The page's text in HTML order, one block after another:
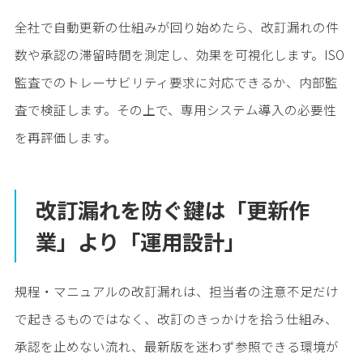
全社で自動更新の仕組みが回り始めたら、改訂漏れの件
数や承認の滞留時間を測定し、効果を可視化します。ISO
監査でのトレーサビリティ要求に対応できるか、内部監
査で検証します。その上で、専用システム導入の必要性
を再評価します。
改訂漏れを防ぐ鍵は「更新作
業」より「運用設計」
規程・マニュアルの改訂漏れは、担当者の注意不足だけ
で起きるものではなく、改訂のきっかけを拾う仕組み、
承認を止めない流れ、最新版を迷わず参照できる環境が